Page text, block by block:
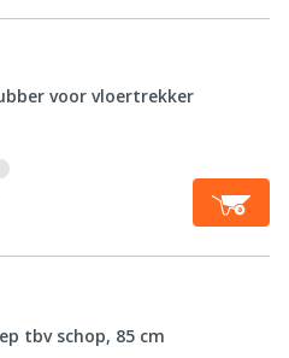
voor vloertrekker
tbv schop, 85 cm